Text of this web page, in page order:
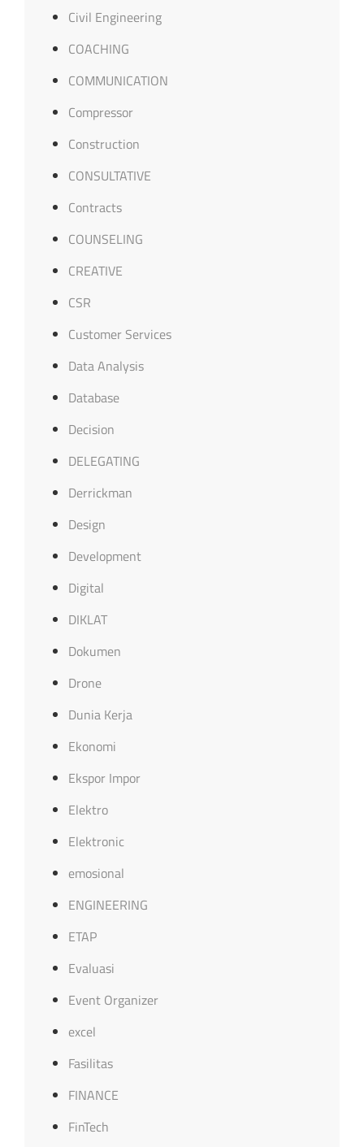
Civil Engineering
COACHING
COMMUNICATION
Compressor
Construction
CONSULTATIVE
Contracts
COUNSELING
CREATIVE
CSR
Customer Services
Data Analysis
Database
Decision
DELEGATING
Derrickman
Design
Development
Digital
DIKLAT
Dokumen
Drone
Dunia Kerja
Ekonomi
Ekspor Impor
Elektro
Elektronic
emosional
ENGINEERING
ETAP
Evaluasi
Event Organizer
excel
Fasilitas
FINANCE
FinTech